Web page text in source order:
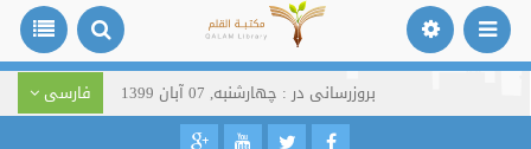
بروزرسانی در : چهارشنبه, 07 آبان 1399 فارسی